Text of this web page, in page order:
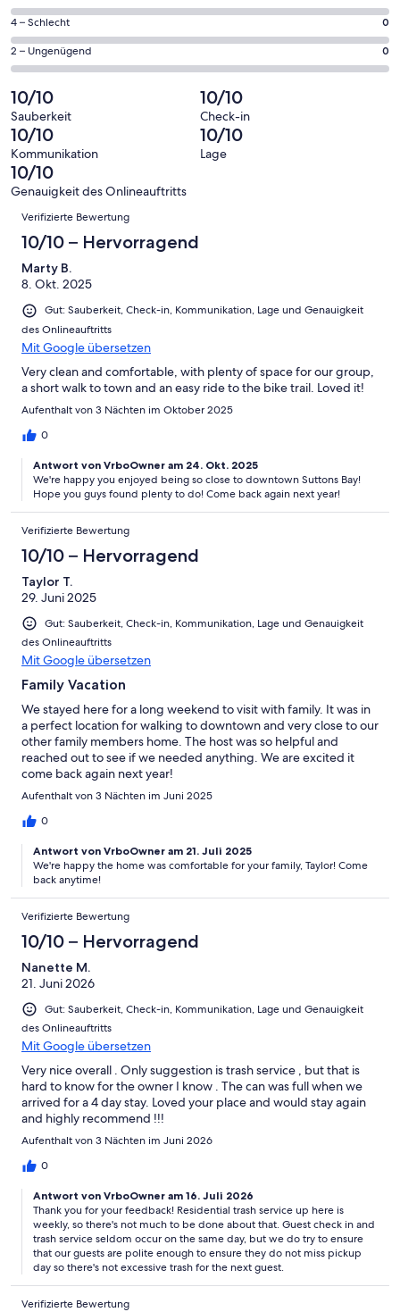
Gästebewertungen
haben
eine
Bewertung
von
10
-
Hervorragend
insgesamt
4
Gästebewertungen
haben
Bewertung
von
8
-
Gut
von
insgesamt
4
Gästebewertungen
haben
eine
Bewertung
von
6
-
Okay
0
von
insgesamt
Gästebewertungen
haben
eine
Bewertung
von
4
Schlecht
4 – Schlecht 0
0
von
insgesamt
4
Gästebewertungen
haben
eine
Bewertung
Ungenügend
2 – Ungenügend 0
10/10
Sauberkeit
10/10
Check-in
10/10
Kommunikation
10/10
Lage
10/10
Genauigkeit des Onlineauftritts
Bewertungen
Verifizierte Bewertung
10/10 – Hervorragend
Marty B.
8. Okt. 2025
Gut: Sauberkeit, Check-in, Kommunikation, Lage und Genauigkeit
des Onlineauftritts
Mit Google übersetzen
Very clean and comfortable, with plenty of space for our group,
a short walk to town and an easy ride to the bike trail. Loved it!
Aufenthalt von 3 Nächten im Oktober 2025
0
Antwort von VrboOwner am 24. Okt. 2025
We're happy you enjoyed being so close to downtown Suttons Bay!
Hope you guys found plenty to do! Come back again next year!
Verifizierte Bewertung
10/10 – Hervorragend
Taylor T.
29. Juni 2025
Gut: Sauberkeit, Check-in, Kommunikation, Lage und Genauigkeit
des Onlineauftritts
Mit Google übersetzen
Family Vacation
We stayed here for a long weekend to visit with family. It was in
a perfect location for walking to downtown and very close to our
other family members home. The host was so helpful and
reached out to see if we needed anything. We are excited it
come back again next year!
Aufenthalt von 3 Nächten im Juni 2025
0
Antwort von VrboOwner am 21. Juli 2025
We're happy the home was comfortable for your family, Taylor! Come
back anytime!
Verifizierte Bewertung
10/10 – Hervorragend
Nanette M.
21. Juni 2026
Gut: Sauberkeit, Check-in, Kommunikation, Lage und Genauigkeit
des Onlineauftritts
Mit Google übersetzen
Very nice overall . Only suggestion is trash service , but that is
hard to know for the owner I know . The can was full when we
arrived for a 4 day stay. Loved your place and would stay again
and highly recommend !!!
Aufenthalt von 3 Nächten im Juni 2026
0
Antwort von VrboOwner am 16. Juli 2026
Thank you for your feedback! Residential trash service up here is
weekly, so there's not much to be done about that. Guest check in and
trash service seldom occur on the same day, but we do try to ensure
that our guests are polite enough to ensure they do not miss pickup
day so there's not excessive trash for the next guest.
Verifizierte Bewertung